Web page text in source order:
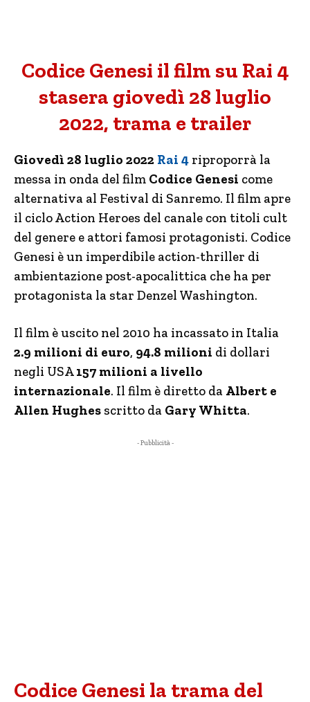
Codice Genesi il film su Rai 4
stasera giovedì 28 luglio
2022, trama e trailer
Giovedì 28 luglio 2022 Rai 4 riproporrà la
messa in onda del film Codice Genesi come
alternativa al Festival di Sanremo. Il film apre
il ciclo Action Heroes del canale con titoli cult
del genere e attori famosi protagonisti. Codice
Genesi è un imperdibile action-thriller di
ambientazione post-apocalittica che ha per
protagonista la star Denzel Washington.
Il film è uscito nel 2010 ha incassato in Italia
2.9 milioni di euro, 94.8 milioni di dollari
negli USA157 milioni a livello
internazionale. Il film è diretto da Albert e
Allen Hughes scritto da Gary Whitta.
- Pubblicità -
Codice Genesi la trama del